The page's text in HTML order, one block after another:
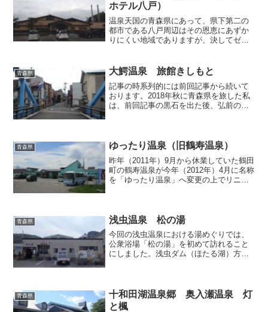
ホテル八戸）
温泉天国の青森県にあって、県下第二の
都市である八戸周辺はその恩恵にあずか
りにくい地域でありますが、決してゼロ
新幹線の八戸駅を擁する尻内地区の西側
にある「熊の沢温泉」を取...
青森県 大鰐温泉 旅館きしもと
記事の時系列的には前回記事から続いて
おります。2018年秋に青森県を旅した私
は、前回記事の黒石を出た後、弘前のビ
しました。駅を降りた...
青森県 ゆったり温泉（旧鶴寿温泉）
昨年（2011年）9月から休業していた鶴田
町の鶴寿温泉が今年（2012年）4月に名称
を「ゆったり温泉」へ変更の上でリニュ
にしました...
青森県 浅虫温泉 松の湯
今回の浅虫温泉における湯めぐりでは、
公衆浴場「松の湯」を初めて訪れること
にしました。浅虫ダム（ほたる湖）方向
なるのかと予測して、「道...
青森県
十和田湖温泉郷 奥入瀬温泉 灯
と楓